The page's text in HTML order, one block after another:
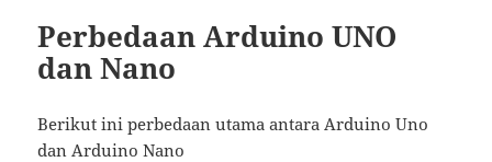
Perbedaan Arduino UNO
dan Nano
Berikut ini perbedaan utama antara Arduino Uno
dan Arduino Nano